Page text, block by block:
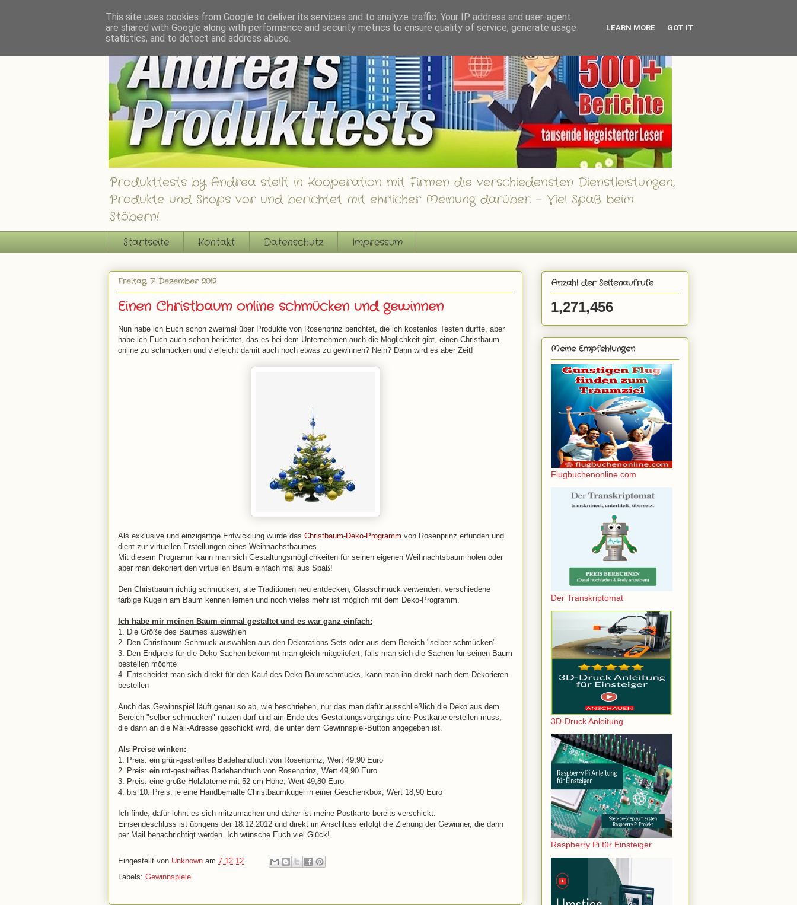
Produkttests by Andrea stellt in Kooperation mit Firmen die verschiedensten Dienstleistungen,
Produkte und Shops vor und berichtet mit ehrlicher Meinung darüber. - Viel Spaß beim
Stöbern!
Startseite Kontakt Datenschutz Impressum
Freitag, 7. Dezember 2012
Einen Christbaum online schmücken und gewinnen
Nun habe ich Euch schon zweimal über Produkte von Rosenprinz berichtet, die ich kostenlos Testen durfte, aber
habe ich Euch auch schon berichtet, das es bei dem Unternehmen auch die Möglichkeit gibt, einen Christbaum
online zu schmücken und vielleicht damit auch noch etwas zu gewinnen? Nein? Dann wird es aber Zeit!
Als exklusive und einzigartige Entwicklung wurde das Christbaum-Deko-Programm von Rosenprinz erfunden und
dient zur virtuellen Erstellungen eines Weihnachstbaumes.
Mit diesem Programm kann man sich Gestaltungsmöglichkeiten für seinen eigenen Weihnachtsbaum holen oder
aber man dekoriert den virtuellen Baum einfach mal aus Spaß!
Den Christbaum richtig schmücken, alte Traditionen neu entdecken, Glasschmuck verwenden, verschiedene
farbige Kugeln am Baum kennen lernen und noch vieles mehr ist möglich mit dem Deko-Programm.
Ich habe mir meinen Baum einmal gestaltet und es war ganz einfach:
1. Die Größe des Baumes auswählen
2. Den Christbaum-Schmuck auswählen aus den Dekorations-Sets oder aus dem Bereich "selber schmücken"
3. Den Endpreis für die Deko-Sachen bekommt man gleich mitgeliefert, falls man sich die Sachen für seinen Baum
bestellen möchte
4. Entscheidet man sich direkt für den Kauf des Deko-Baumschmucks, kann man ihn direkt nach dem Dekorieren
bestellen
Auch das Gewinnspiel läuft genau so ab, wie beschrieben, nur das man dafür ausschließlich die Deko aus dem
Bereich "selber schmücken" nutzen darf und am Ende des Gestaltungsvorgangs eine Postkarte erstellen muss,
die dann an die Mail-Adresse geschickt wird, die unter dem Gewinnspiel-Button angegeben ist.
Als Preise winken:
1. Preis: ein grün-gestreiftes Badehandtuch von Rosenprinz, Wert 49,90 Euro
2. Preis: ein rot-gestreiftes Badehandtuch von Rosenprinz, Wert 49,90 Euro
3. Preis: eine große Holzlaterne mit 52 cm Höhe, Wert 49,80 Euro
4. bis 10. Preis: je eine Handbemalte Christbaumkugel in einer Geschenkbox, Wert 18,90 Euro
Ich finde, dafür lohnt es sich mitzumachen und daher ist meine Postkarte bereits verschickt.
Einsendeschluss ist übrigens der 18.12.2012 und direkt im Anschluss erfolgt die Ziehung der Gewinner, die dann
per Mail benachrichtigt werden. Ich wünsche Euch viel Glück!
Eingestellt von Unknown am 7.12.12
Labels: Gewinnspiele
Anzahl der Seitenaufrufe
1,271,456
Meine Empfehlungen
Flugbuchenonline.com
Der Transkriptomat
3D-Druck Anleitung
Raspberry Pi für Einsteiger
This site uses cookies from Google to deliver its services and to analyze traffic. Your IP address and user-agent
are shared with Google along with performance and security metrics to ensure quality of service, generate usage
statistics, and to detect and address abuse.
LEARN MORE GOT IT